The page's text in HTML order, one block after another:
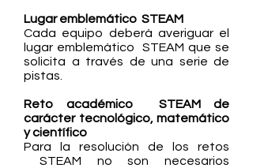
Lugar emblemático STEAM
Cada equipo deberá averiguar el
lugar emblemático STEAM que se
solicita a través de una serie de
pistas.
Reto académico STEAM de
carácter tecnológico, matemático
y científico
Para la resolución de los retos
STEAM no son necesarios